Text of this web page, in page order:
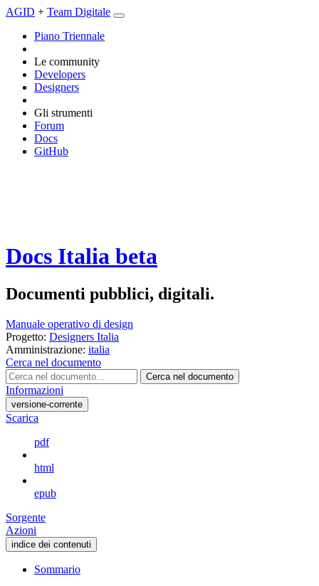
AGID + Team Digitale
Piano Triennale
Le community
Developers
Designers
Gli strumenti
Forum
Docs
GitHub
Docs Italia beta
Documenti pubblici, digitali.
Manuale operativo di design
Progetto: Designers Italia
Amministrazione: italia
Cerca nel documento
Cerca nel documento
Informazioni
versione-corrente
Scarica
pdf
html
epub
Sorgente
Azioni
indice dei contenuti
Sommario